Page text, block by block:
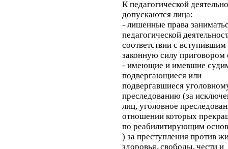
К педагогической
допускаются лица:
- лишенные права
педагогической
соответствии с вступившим
законную силу приговором
- имеющие и имевшие
подвергающиеся или
подвергавшиеся
преследованию (за
лиц, уголовное
отношении которых
по реабилитирующим
) за преступления против
здоровья, свободы, чести и